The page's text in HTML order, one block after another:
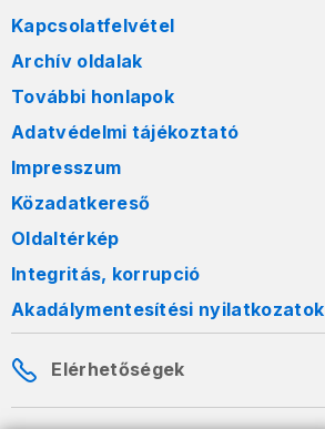
Kapcsolatfelvétel
Archív oldalak
További honlapok
Adatvédelmi tájékoztató
Impresszum
Közadatkereső
Oldaltérkép
Integritás, korrupció
Akadálymentesítési nyilatkozatok
Elérhetőségek